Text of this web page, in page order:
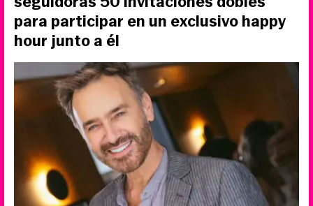
para participar en un exclusivo happy
hour junto a él